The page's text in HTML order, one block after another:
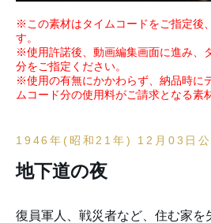
※この素材はタイムコードをご指定後
す。
※使用許諾後、動画編集画面に進み、
分をご指定ください。
※使用の有無にかかわらず、納品時に
ムコード分の使用料がご請求となる素
1946年(昭和21年) 12月03日公
地下道の夜
復員軍人、戦災者など、住む家を